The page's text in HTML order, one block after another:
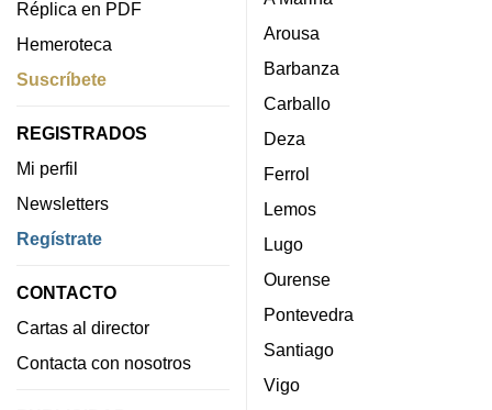
Réplica en PDF
Hemeroteca
Suscríbete
REGISTRADOS
Mi perfil
Newsletters
Regístrate
CONTACTO
Cartas al director
Contacta con nosotros
Arousa
Barbanza
Carballo
Deza
Ferrol
Lemos
Lugo
Ourense
Pontevedra
Santiago
Vigo